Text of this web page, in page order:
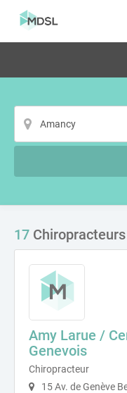
17
Amy Larue /
Genevois
Chiropracteur
15 Av. de Genève